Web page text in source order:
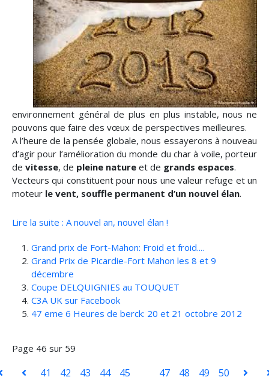
environnement général de plus en plus instable, nous ne
pouvons que faire des vœux de perspectives meilleures.
A l’heure de la pensée globale, nous essayerons à nouveau
d’agir pour l’amélioration du monde du char à voile, porteur
de vitesse, de pleine nature et de grands espaces.
Vecteurs qui constituent pour nous une valeur refuge et un
moteur le vent, souffle permanent d’un nouvel élan.
Lire la suite : A nouvel an, nouvel élan !
Grand prix de Fort-Mahon: Froid et froid....
Grand Prix de Picardie-Fort Mahon les 8 et 9
décembre
Coupe DELQUIGNIES au TOUQUET
C3A UK sur Facebook
47 eme 6 Heures de berck: 20 et 21 octobre 2012
Page 46 sur 59
41 42 43 44 45 47 48 49 50